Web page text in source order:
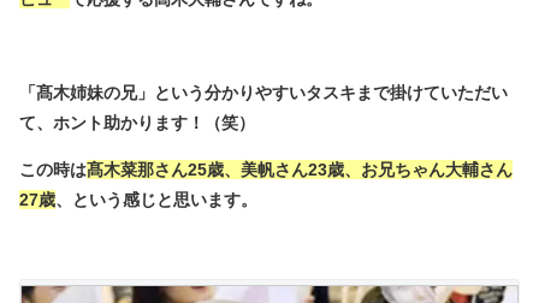
「髙木姉妹の兄」という分かりやすいタスキまで掛けていただい
て、ホント助かります！（笑）
この時は髙木菜那さん25歳、美帆さん23歳、お兄ちゃん大輔さん
27歳、という感じと思います。